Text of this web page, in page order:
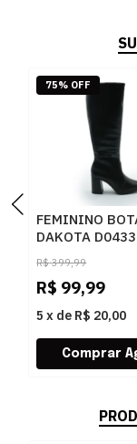
FEMININO
DAKOTA
PRETO
R$ 399,99
R$ 99,99
5 x de R$ 20,00
75% OFF